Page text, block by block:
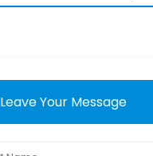
Leave Your Message